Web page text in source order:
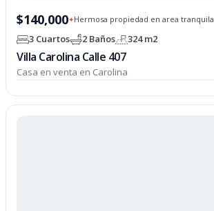
$140,000✦Hermosa propiedad en area tranquila
3 Cuartos 2 Baños 324 m2
Villa Carolina Calle 407
Casa en venta en Carolina